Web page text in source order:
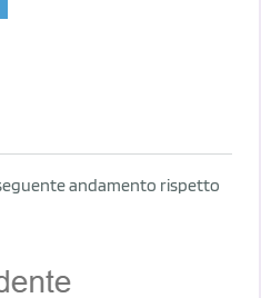
andamento rispetto